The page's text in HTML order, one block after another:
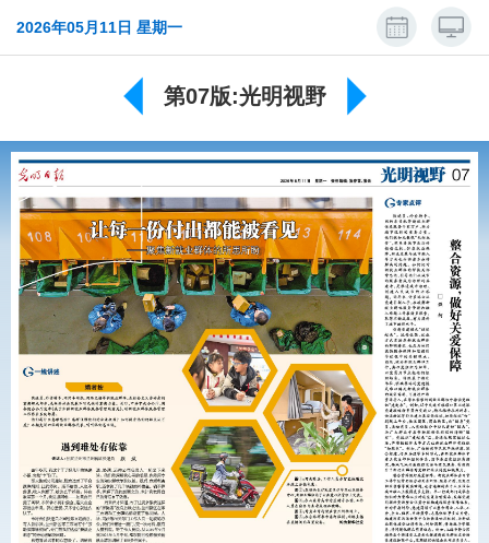
2026年05月11日 星期一
第07版:光明视野